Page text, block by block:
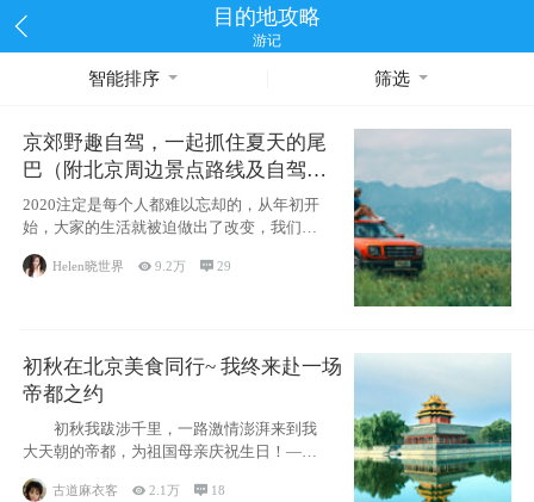
目的地攻略
游记
智能排序 筛选
京郊野趣自驾，一起抓住夏天的尾
巴（附北京周边景点路线及自驾攻
略）
2020注定是每个人都难以忘却的，从年初开
始，大家的生活就被迫做出了改变，我们也
不例外。本来双双辞职是为
Helen晓世界 9.2万 29
初秋在北京美食同行~ 我终来赴一场
帝都之约
初秋我跋涉千里，一路激情澎湃来到我
大天朝的帝都，为祖国母亲庆祝生日！——
古道麻衣客 2.1万  18